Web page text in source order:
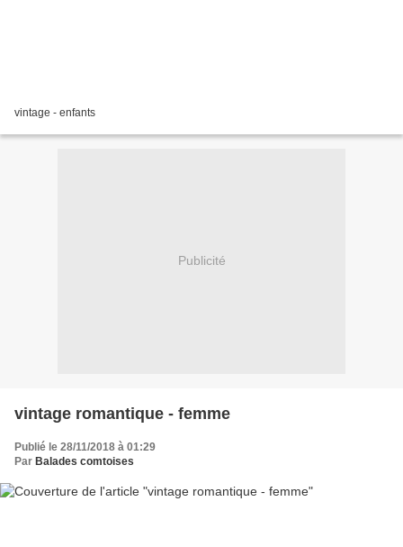
vintage - enfants
Publicité
vintage romantique - femme
Publié le 28/11/2018 à 01:29
Par Balades comtoises